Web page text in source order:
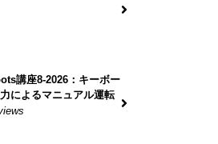
講座8-2026：キーボー
力によるマニュアル運転